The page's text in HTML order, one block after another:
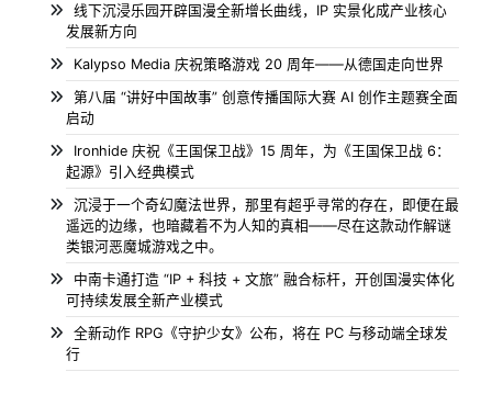
线下沉浸乐园开辟国漫全新增长曲线，IP 实景化成产业核心
发展新方向
Kalypso Media 庆祝策略游戏 20 周年——从德国走向世界
第八届 “讲好中国故事” 创意传播国际大赛 AI 创作主题赛全面
启动
Ironhide 庆祝《王国保卫战》15 周年，为《王国保卫战 6：
起源》引入经典模式
沉浸于一个奇幻魔法世界，那里有超乎寻常的存在，即便在最
遥远的边缘，也暗藏着不为人知的真相——尽在这款动作解谜
类银河恶魔城游戏之中。
中南卡通打造 “IP + 科技 + 文旅” 融合标杆，开创国漫实体化
可持续发展全新产业模式
全新动作 RPG《守护少女》公布，将在 PC 与移动端全球发
行